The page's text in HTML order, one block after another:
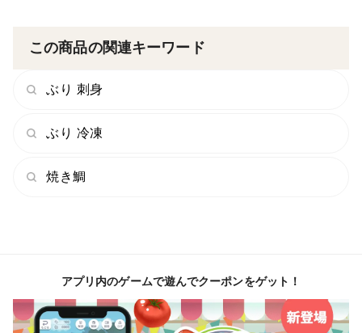
この商品の関連キーワード
ぶり 刺身
ぶり 冷凍
焼き鯛
アプリ内のゲームで遊んでクーポンをゲット！